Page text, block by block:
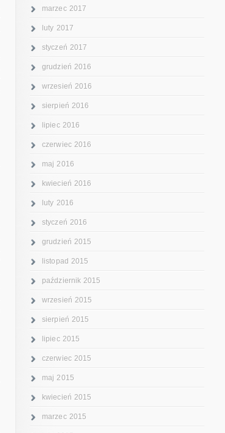
marzec 2017
luty 2017
styczeń 2017
grudzień 2016
wrzesień 2016
sierpień 2016
lipiec 2016
czerwiec 2016
maj 2016
kwiecień 2016
luty 2016
styczeń 2016
grudzień 2015
listopad 2015
październik 2015
wrzesień 2015
sierpień 2015
lipiec 2015
czerwiec 2015
maj 2015
kwiecień 2015
marzec 2015